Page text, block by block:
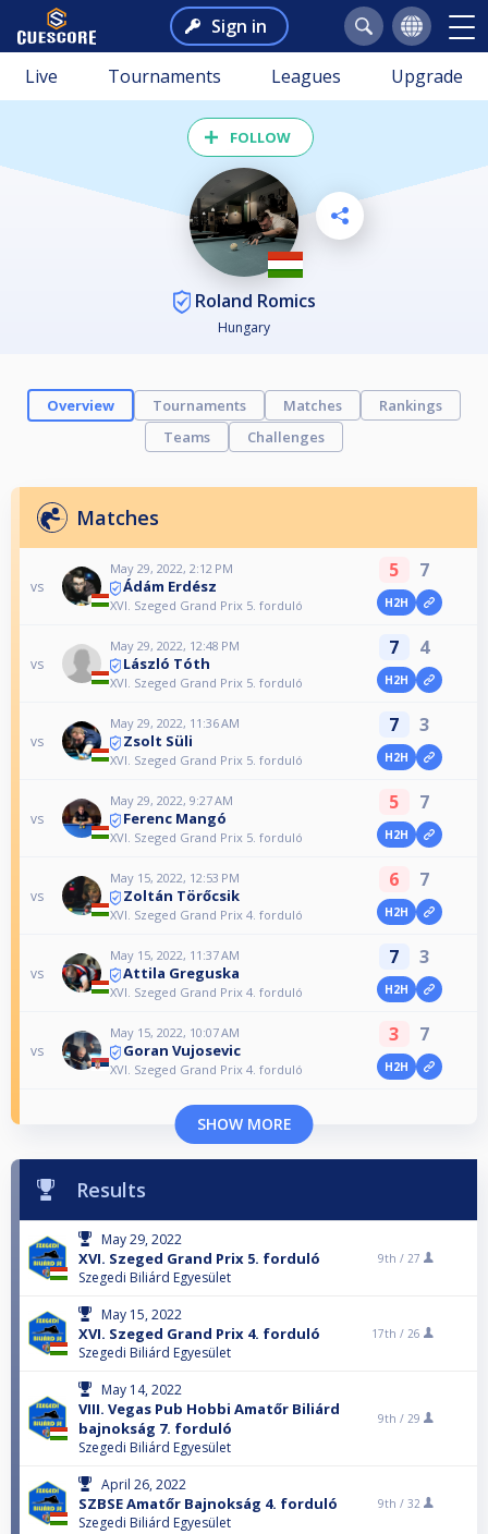
Sign in
Live Tournaments Leagues Upgrade
FOLLOW
Roland Romics
Hungary
Overview Tournaments Matches
Rankings
Teams
Challenges
Matches
vs
May 29, 2022, 2:12 PM
Ádám Erdész
XVI. Szeged Grand Prix 5. forduló
5 7
H2H
vs
May 29, 2022, 12:48 PM
László Tóth
XVI. Szeged Grand Prix 5. forduló
7 4
H2H
vs
May 29, 2022, 11:36 AM
Zsolt Süli
XVI. Szeged Grand Prix 5. forduló
7 3
H2H
vs
May 29, 2022, 9:27 AM
Ferenc Mangó
XVI. Szeged Grand Prix 5. forduló
5 7
H2H
vs
May 15, 2022, 12:53 PM
Zoltán Törőcsik
XVI. Szeged Grand Prix 4. forduló
6 7
H2H
vs
May 15, 2022, 11:37 AM
Attila Greguska
XVI. Szeged Grand Prix 4. forduló
7 3
H2H
vs
May 15, 2022, 10:07 AM
Goran Vujosevic
XVI. Szeged Grand Prix 4. forduló
3 7
H2H
SHOW MORE
Results
May 29, 2022
XVI. Szeged Grand Prix 5. forduló
Szegedi Biliárd Egyesület
9th / 27
May 15, 2022
XVI. Szeged Grand Prix 4. forduló
Szegedi Biliárd Egyesület
17th / 26
May 14, 2022
VIII. Vegas Pub Hobbi Amatőr Biliárd
bajnokság 7. forduló
Szegedi Biliárd Egyesület
9th / 29
April 26, 2022
SZBSE Amatőr Bajnokság 4. forduló
Szegedi Biliárd Egyesület
9th / 32